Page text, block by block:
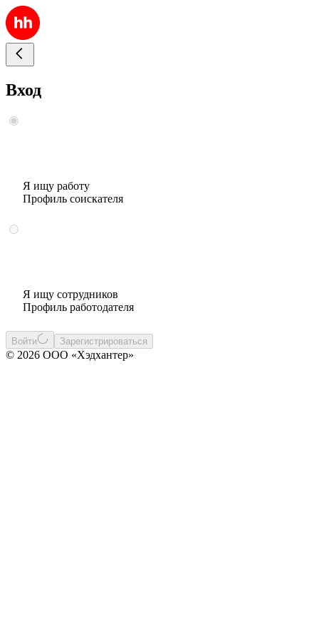
Вход
Я ищу работу
Профиль соискателя
Я ищу сотрудников
Профиль работодателя
Войти Зарегистрироваться
© 2026 ООО «Хэдхантер»